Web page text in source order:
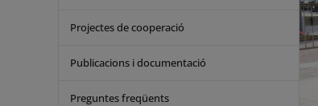
Projectes de cooperació
Publicacions i documentació
Preguntes freqüents